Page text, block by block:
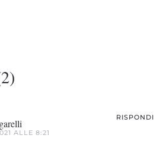
ALLE 8:21
RISPONDI